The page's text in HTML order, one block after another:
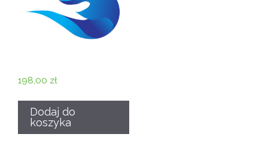
198,00 zł
Dodaj do
koszyka